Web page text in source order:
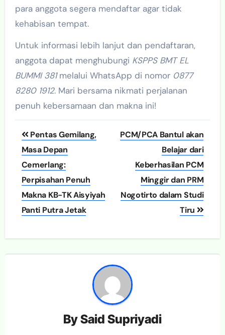
para anggota segera mendaftar agar tidak
kehabisan tempat.
Untuk informasi lebih lanjut dan pendaftaran,
anggota dapat menghubungi KSPPS BMT EL
BUMMI 381melalui WhatsApp di nomor 0877
8280 1912. Mari bersama nikmati perjalanan
penuh kebersamaan dan makna ini!
Post
navigation
Pentas Gemilang,
Masa Depan
Cemerlang:
Perpisahan Penuh
Makna KB-TK Aisyiyah
Panti Putra Jetak
PCM/PCA Bantul akan
Belajar dari
Keberhasilan PCM
Minggir dan PRM
Nogotirto dalam Studi
Tiru
BySaid Supriyadi